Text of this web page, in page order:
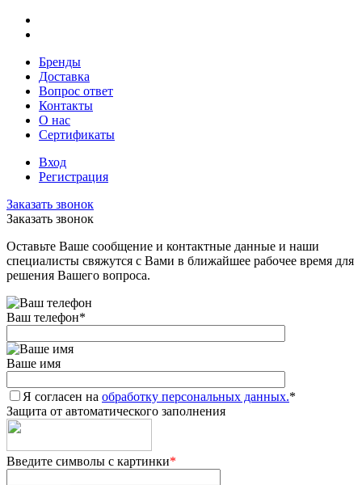
Бренды
Доставка
Вопрос ответ
Контакты
О нас
Сертификаты
Вход
Регистрация
Заказать звонок
Заказать звонок
Оставьте Ваше сообщение и контактные данные и наши
специалисты свяжутся с Вами в ближайшее рабочее время для
решения Вашего вопроса.
Ваш телефон*
Ваше имя
Я согласен на обработку персональных данных.*
Защита от автоматического заполнения
Введите символы с картинки*